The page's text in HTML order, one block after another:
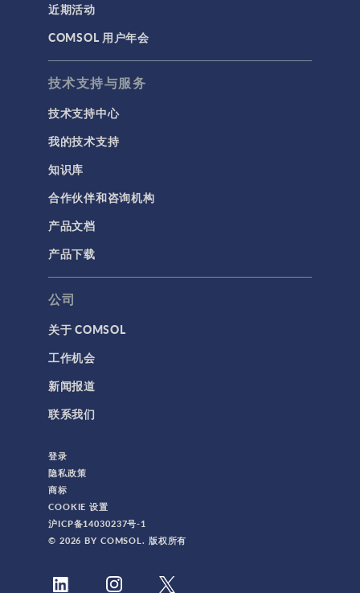
近期活动
COMSOL 用户年会
技术支持与服务
技术支持中心
我的技术支持
知识库
合作伙伴和咨询机构
产品文档
产品下载
公司
关于 COMSOL
工作机会
新闻报道
联系我们
登录
隐私政策
商标
COOKIE 设置
沪ICP备14030237号-1
© 2026 BY COMSOL. 版权所有